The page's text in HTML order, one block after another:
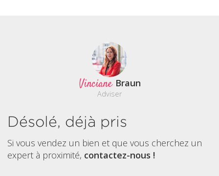
Vinciane Braun
Adviser
Désolé, déjà pris
Si vous vendez un bien et que vous cherchez un
expert à proximité, contactez-nous !